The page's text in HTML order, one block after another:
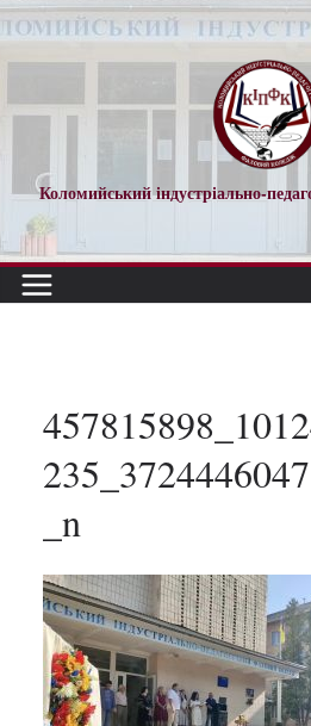
Перейти
до
Коломийський індустріально-
_n